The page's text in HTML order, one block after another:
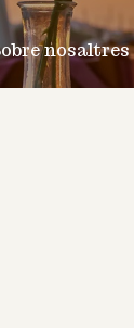
nosaltres